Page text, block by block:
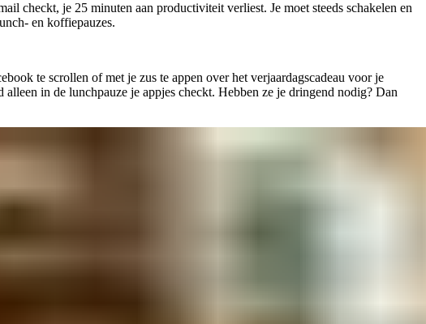
checkt, je 25 minuten aan productiviteit verliest. Je moet steeds schakelen en
en koffiepauzes.
te scrollen of met je zus te appen over het verjaardagscadeau voor je
in de lunchpauze je appjes checkt. Hebben ze je dringend nodig? Dan